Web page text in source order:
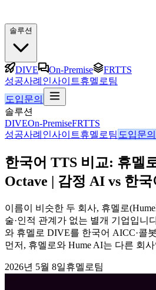
솔루션
DIVE On-Premise
FRTTS
성공사례 인사이트휴멜로팀
도입문의
솔루션
DIVEOn-PremiseFRTTS
성공사례 인사이트휴멜로팀 도입문의
한국어 TTS 비교: 휴멜
Octave | 감정 AI vs 한
이름이 비슷한 두 회사, 휴멜로
술·인적 관계가 없는 별개 기업입니
와 휴멜로 DIVE를 한국어 AICC·콜
먼저, 휴멜로와 Hume AI는 다른 회
2026년 5월 8일휴멜로팀